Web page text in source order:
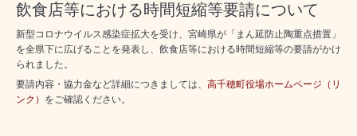
飲食店等における時間短縮等要請について
新型コロナウイルス感染症拡大を受け、宮崎県が「まん延防止陶重点措置」
を全県下に広げることを発表し、飲食店等における時間短縮等の要請がかけ
られました。
要請内容・協力金など詳細につきましては、 高千穂町役場ホームページ（リ
ンク） をご確認ください。